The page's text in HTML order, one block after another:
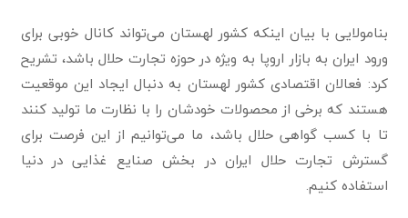
بنامولایی با بیان اینکه کشور لهستان می‌تواند کانال خوبی برای
ورود ایران به بازار اروپا به ویژه در حوزه تجارت حلال باشد، تشریح
کرد: فعالان اقتصادی کشور لهستان به دنبال ایجاد این موقعیت
هستند که برخی از محصولات خودشان را با نظارت ما تولید کنند
تا با کسب گواهی حلال باشد، ما می‌توانیم از این فرصت برای
گسترش تجارت حلال ایران در بخش صنایع غذایی در دنیا
استفاده کنیم.